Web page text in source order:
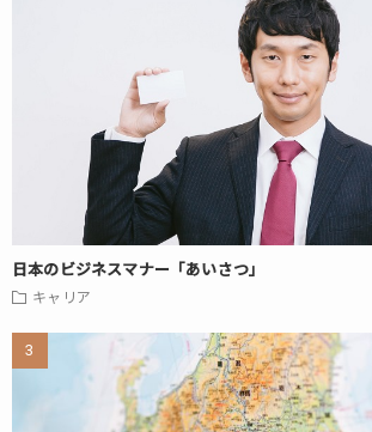
日本のビジネスマナー「あいさつ」
キャリア